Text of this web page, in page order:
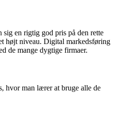
en rigtig god pris på den rette
højt niveau. Digital markedsføring
de mange dygtige firmaer.
hvor man lærer at bruge alle de